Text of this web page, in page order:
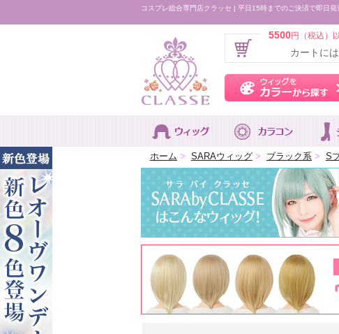
コスプレ総合専門店クラッセ | 平日15時までのご決済で即日
5500円（税込）
カートに
ホーム > SARAウィッグ > ブラック系 > S